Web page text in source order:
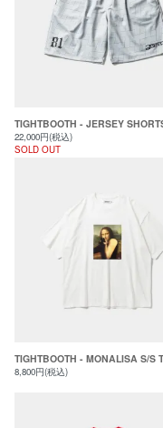
TIGHTBOOTH - JERSEY
22,000円(税込)
SOLD OUT
TIGHTBOOTH - MONALISA S/S
8,800円(税込)